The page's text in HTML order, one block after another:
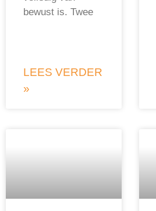
bewust is. Twee
LEES VERDER
»